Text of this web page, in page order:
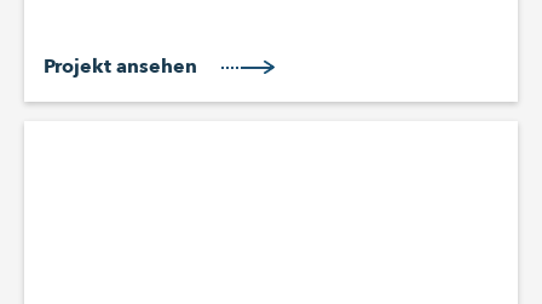
Projekt ansehen